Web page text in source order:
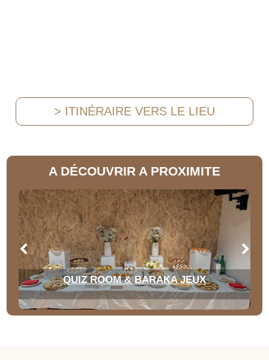
> ITINÉRAIRE VERS LE LIEU
A DÉCOUVRIR A PROXIMITE
QUIZ ROOM & BARAKA JEUX